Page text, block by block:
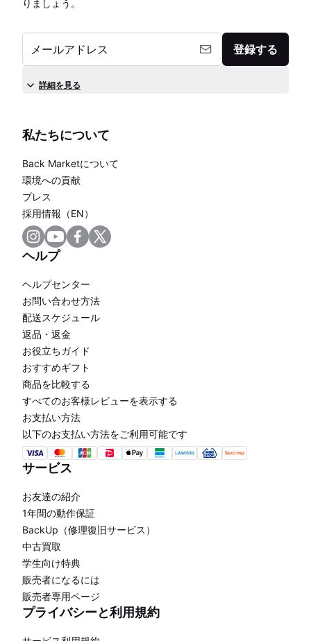
りましょう。
メールアドレス 登録する
詳細を見る
私たちについて
Back Marketについて
環境への貢献
プレス
採用情報（EN）
ヘルプ
ヘルプセンター
お問い合わせ方法
配送スケジュール
返品・返金
お役立ちガイド
おすすめギフト
商品を比較する
すべてのお客様レビューを表示する
お支払い方法
以下のお支払い方法をご利用可能です
サービス
お友達の紹介
1年間の動作保証
BackUp（修理復旧サービス）
中古買取
学生向け特典
販売者になるには
販売者専用ページ
プライバシーと利用規約